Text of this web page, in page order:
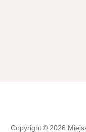
Copyright © 2026